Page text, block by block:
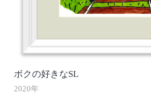
ボクの好きなSL
2020年